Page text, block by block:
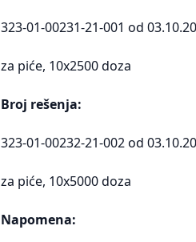
323-01-00231-21-001 od
za piće, 10x2500 doza
Broj rešenja:
323-01-00232-21-002 od
za piće, 10x5000 doza
Napomena: